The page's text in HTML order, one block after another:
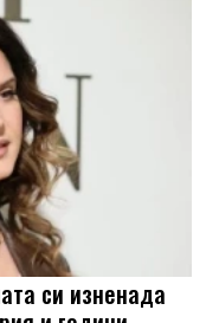
си изненада